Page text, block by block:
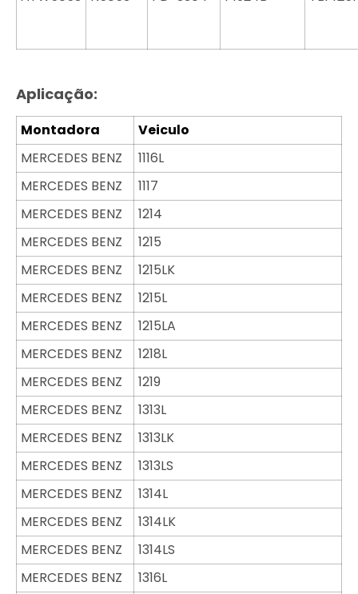
Aplicação:
Montadora
Veiculo
MERCEDES BENZ
1116L
MERCEDES BENZ
1117
MERCEDES BENZ
1214
MERCEDES BENZ
1215
MERCEDES BENZ
1215LK
MERCEDES BENZ
1215L
MERCEDES BENZ
1215LA
MERCEDES BENZ
1218L
MERCEDES BENZ
1219
MERCEDES BENZ
1313L
MERCEDES BENZ
1313LK
MERCEDES BENZ
1313LS
MERCEDES BENZ
1314L
MERCEDES BENZ
1314LK
MERCEDES BENZ
1314LS
MERCEDES BENZ
1316L